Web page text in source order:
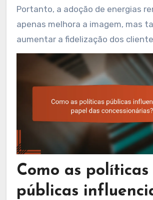
Portanto, a adoção de energias
apenas melhora a imagem, mas
aumentar a fidelização dos
Como as políticas
públicas